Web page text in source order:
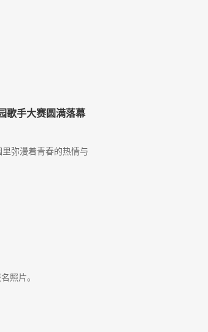
歌手大赛圆满落幕
弥漫着青春的热情与
照片。